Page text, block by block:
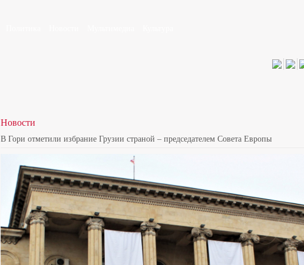
Новости
В Гори отметили избрание Грузии страной – председателем Совета Европы